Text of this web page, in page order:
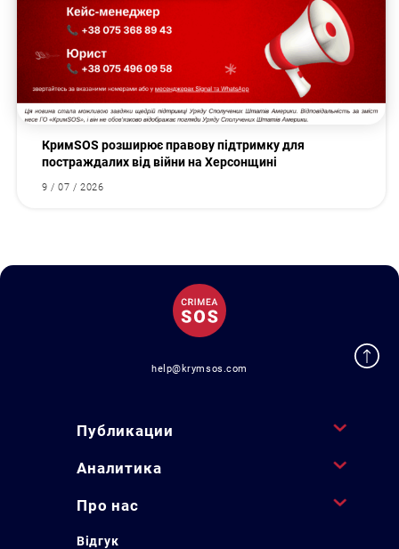
КримSOS розширює правову підтримку для
постраждалих від війни на Херсонщині
9 / 07 / 2026
help@krymsos.com
Публикации
Аналитика
Про нас
Відгук